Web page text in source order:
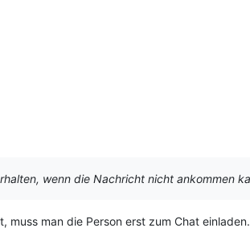
wenn die Nachricht nicht ankommen
muss man die Person erst zum Chat